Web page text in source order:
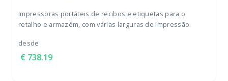
Impressoras portáteis de recibos e etiquetas para o
retalho e armazém, com várias larguras de impressão.
desde
738.19